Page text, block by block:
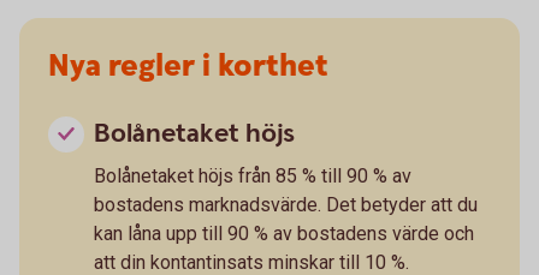
Nya regler i korthet
Bolånetaket höjs
Bolånetaket höjs från 85 % till 90 % av
bostadens marknadsvärde. Det betyder att du
kan låna upp till 90 % av bostadens värde och
att din kontantinsats minskar till 10 %.